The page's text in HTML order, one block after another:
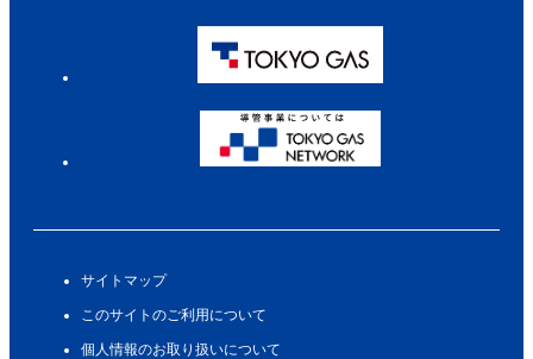
サイトマップ
このサイトのご利用について
個人情報のお取り扱いについて